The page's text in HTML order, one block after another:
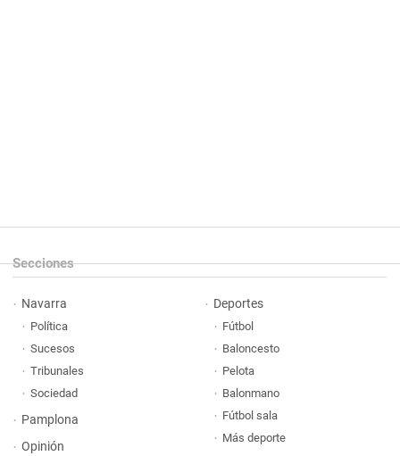
Secciones
Navarra
Política
Sucesos
Tribunales
Sociedad
Pamplona
Opinión
Deportes
Fútbol
Baloncesto
Pelota
Balonmano
Fútbol sala
Más deporte